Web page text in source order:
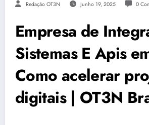
Redação OT3N Junho 19, 2025 0
Empresa de
Sistemas E Apis
Como acelerar
digitais | OT3N